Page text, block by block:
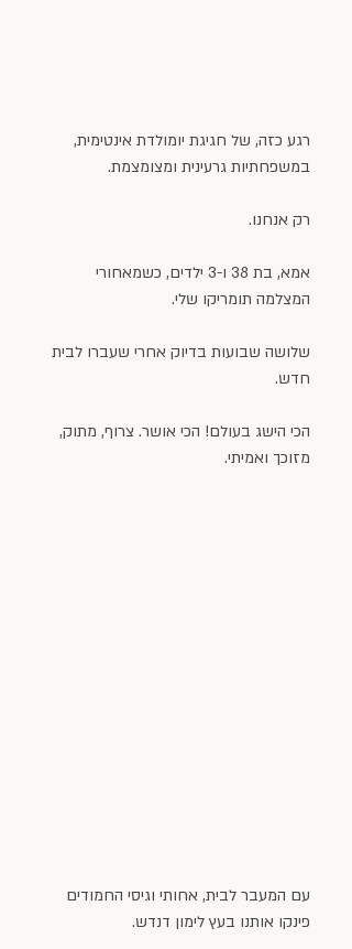
רגע כזה, של חגיגת יומולדת אינטימית,
במשפחתיות גרעינית ומצומצמת.
רק אנחנו.
אמא, בת 38 ו-3 ילדים, כשמאחורי
המצלמה תומריקו שלי.
שלושה שבועות בדיוק אחרי שעברו לבית
חדש.
הכי הישג בעולם! הכי אושר. צרוף, מתוק,
מזוכך ואמיתי.
עם המעבר לבית, אחותי וגיסי החמודים
פינקו אותנו בעץ לימון דנדש.